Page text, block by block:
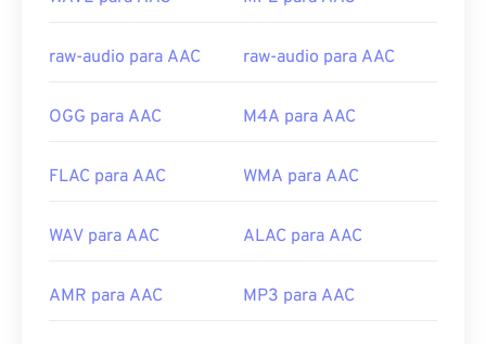
https://en.wikipedia.org/wiki/Advanced_Audio_Coding
https://www.iso.org/standard/43345.html?
raw-audio para AAC raw-audio para AAC
OGG para AAC M4A para AAC
FLAC para AAC WMA para AAC
WAV para AAC ALAC para AAC
AMR para AAC MP3 para AAC